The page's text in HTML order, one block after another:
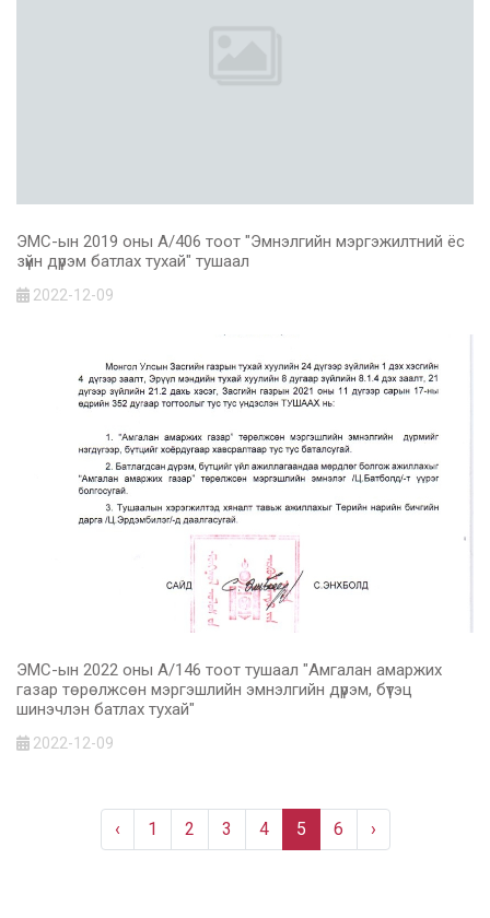
ЭМС-ын 2019 оны А/406 тоот "Эмнэлгийн мэргэжилтний ёс
зүйн дүрэм батлах тухай" тушаал
2022-12-09
ЭМС-ын 2022 оны А/146 тоот тушаал "Амгалан амаржих
газар төрөлжсөн мэргэшлийн эмнэлгийн дүрэм, бүтэц
шинэчлэн батлах тухай"
2022-12-09
‹ 1 2 3 4 5 6 ›